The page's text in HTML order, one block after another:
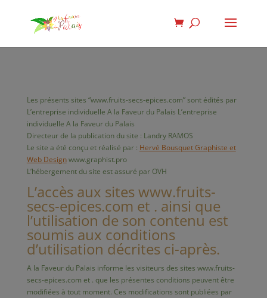
Les présents sites “www.fruits-secs-epices.com” sont édités par
L’entreprise individuelle A la Faveur du Palais L’entreprise
individuelle A la Faveur du Palais
Directeur de la publication du site : Landry RAMOS
Le site a été conçu et réalisé par : Hervé Bousquet Graphiste et
Web Designwww.graphist.pro
L’hébergement du site est assuré par OVH
L’accès aux sites www.fruits-
secs-epices.com et . ainsi que
l’utilisation de son contenu est
soumis aux conditions
d’utilisation décrites ci-après.
A la Faveur du Palais informe les visiteurs des sites www.fruits-
secs-epices.com et . que les présentes conditions peuvent être
modifiées à tout moment. Ces modifications sont publiées par